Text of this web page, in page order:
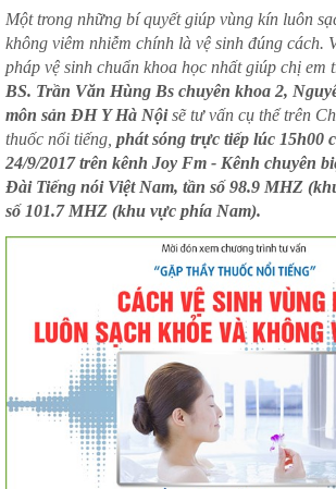
Một trong những bí quyết giúp vùng kín luôn
không viêm nhiễm chính là vệ sinh đúng cách.
pháp vệ sinh chuẩn khoa học nhất giúp chị em
BS. Trần Văn Hùng Bs chuyên khoa 2,
môn sản ĐH Y Hà Nộisẽ tư vấn cụ thể trên
thuốc nổi tiếng, phát sóng trực tiếp lúc 15h00
24/9/2017 trên kênh Joy Fm - Kênh chuyên
Đài Tiếng nói Việt Nam, tần số 98.9 MHZ
số 101.7 MHZ (khu vực phía Nam).